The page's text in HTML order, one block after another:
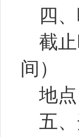
四
截止
间）
地点
五